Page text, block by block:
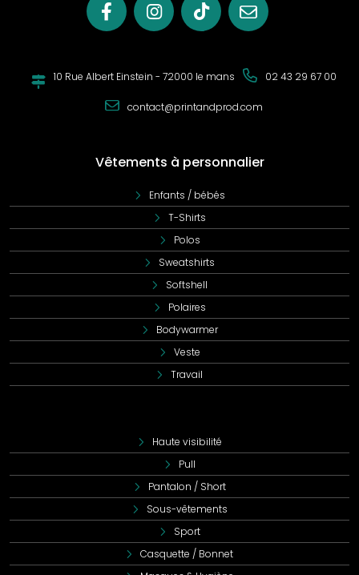
10 Rue Albert Einstein - 72000 le mans 02 43 29 67 00
contact@printandprod.com
Vêtements à personnalier
Enfants / bébés
T-Shirts
Polos
Sweatshirts
Softshell
Polaires
Bodywarmer
Veste
Travail
Haute visibilité
Pull
Pantalon / Short
Sous-vêtements
Sport
Casquette / Bonnet